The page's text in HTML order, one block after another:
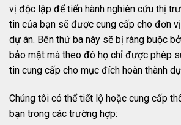
vị độc lập để tiến hành nghiên cứu thị
tin của bạn sẽ được cung cấp cho đơn
dự án. Bên thứ ba này sẽ bị ràng buộc
bảo mật mà theo đó họ chỉ được phép
tin cung cấp cho mục đích hoàn thành
Chúng tôi có thể tiết lộ hoặc cung cấp
bạn trong các trường hợp: